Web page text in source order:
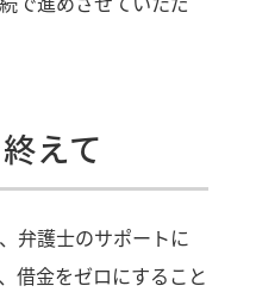
えて
弁護士のサポートに
借金をゼロにすること